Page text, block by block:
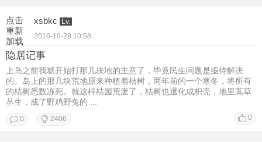
点击
重新
加载
xsbkc
Lv.
2016-10-28 10:58
隐居记事
上岛之前我就开始打那几块地的主意了，毕竟民生问题是亟待解决
的。岛上的那几块荒地原来种植着桔树，两年前的一个寒冬，将所有
的桔树悉数冻死。就这样桔园荒废了，桔树也退化成枳壳，地里蒿草
丛生，成了野鸡野兔的 ...
0
0 2406